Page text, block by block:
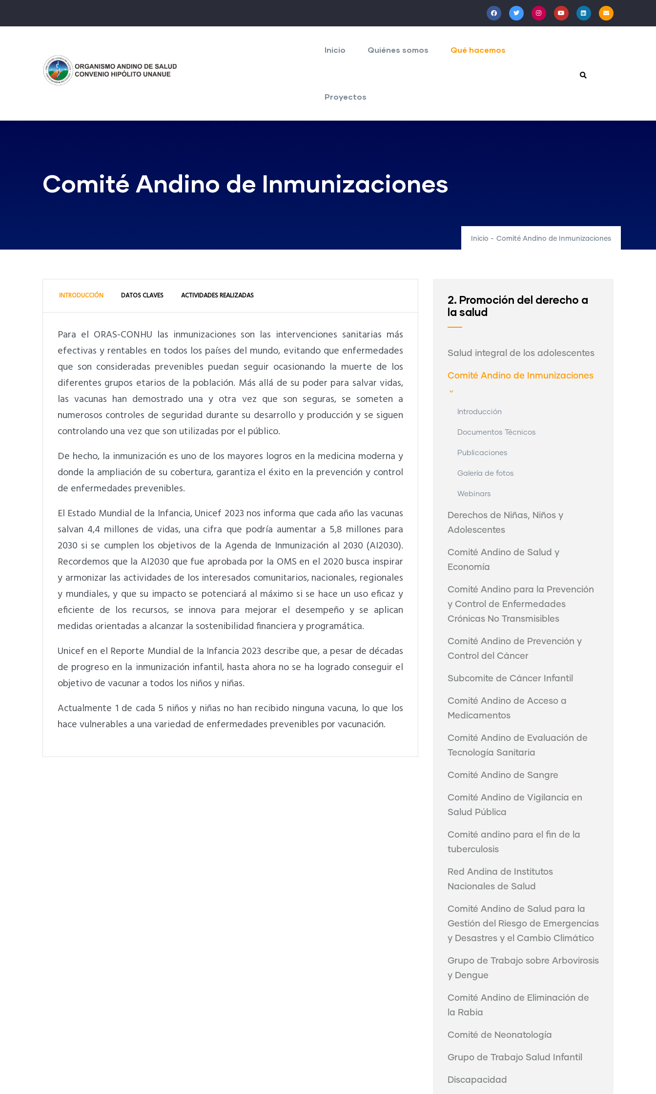
al
principal
Inicio Quiénes somos Qué hacemos
Proyectos
Comité Andino de Inmunizaciones
Inicio - Comité Andino de Inmunizaciones
INTRODUCCIÓN DATOS CLAVES ACTIVIDADES REALIZADAS
Para el ORAS-CONHU las inmunizaciones son las intervenciones sanitarias más
efectivas y rentables en todos los países del mundo, evitando que enfermedades
que son consideradas prevenibles puedan seguir ocasionando la muerte de los
diferentes grupos etarios de la población. Más allá de su poder para salvar vidas,
las vacunas han demostrado una y otra vez que son seguras, se someten a
numerosos controles de seguridad durante su desarrollo y producción y se siguen
controlando una vez que son utilizadas por el público.
De hecho, la inmunización es uno de los mayores logros en la medicina moderna y
donde la ampliación de su cobertura, garantiza el éxito en la prevención y control
de enfermedades prevenibles.
El Estado Mundial de la Infancia, Unicef 2023 nos informa que cada año las vacunas
salvan 4,4 millones de vidas, una cifra que podría aumentar a 5,8 millones para
2030 si se cumplen los objetivos de la Agenda de Inmunización al 2030 (AI2030).
Recordemos que la AI2030 que fue aprobada por la OMS en el 2020 busca inspirar
y armonizar las actividades de los interesados comunitarios, nacionales, regionales
y mundiales, y que su impacto se potenciará al máximo si se hace un uso eficaz y
eficiente de los recursos, se innova para mejorar el desempeño y se aplican
medidas orientadas a alcanzar la sostenibilidad financiera y programática.
Unicef en el Reporte Mundial de la Infancia 2023 describe que, a pesar de décadas
de progreso en la inmunización infantil, hasta ahora no se ha logrado conseguir el
objetivo de vacunar a todos los niños y niñas.
Actualmente 1 de cada 5 niños y niñas no han recibido ninguna vacuna, lo que los
hace vulnerables a una variedad de enfermedades prevenibles por vacunación.
2. Promoción del derecho a
la salud
Salud integral de los adolescentes
Comité Andino de Inmunizaciones
Introducción
Documentos Técnicos
Publicaciones
Galería de fotos
Webinars
Derechos de Niñas, Niños y
Adolescentes
Comité Andino de Salud y
Economía
Comité Andino para la Prevención
y Control de Enfermedades
Crónicas No Transmisibles
Comité Andino de Prevención y
Control del Cáncer
Subcomite de Cáncer Infantil
Comité Andino de Acceso a
Medicamentos
Comité Andino de Evaluación de
Tecnología Sanitaria
Comité Andino de Sangre
Comité Andino de Vigilancia en
Salud Pública
Comité andino para el fin de la
tuberculosis
Red Andina de Institutos
Nacionales de Salud
Comité Andino de Salud para la
Gestión del Riesgo de Emergencias
y Desastres y el Cambio Climático
Grupo de Trabajo sobre Arbovirosis
y Dengue
Comité Andino de Eliminación de
la Rabia
Comité de Neonatología
Grupo de Trabajo Salud Infantil
Discapacidad